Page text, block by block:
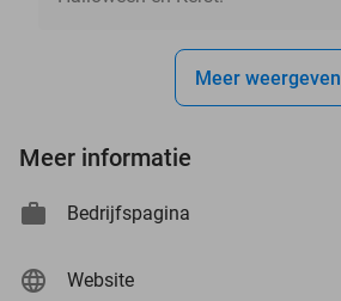
Meer weergeven
Meer informatie
Bedrijfspagina
Website